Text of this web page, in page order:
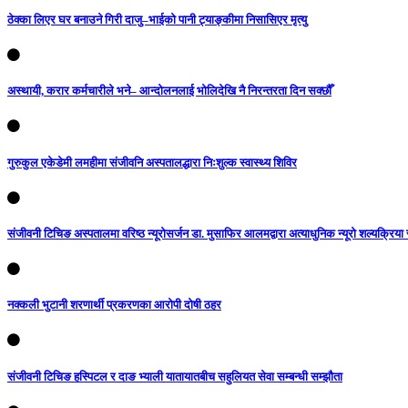
ठेक्का लिएर घर बनाउने गिरी दाजु–भाईको पानी ट्याङ्कीमा निसासिएर मृत्यु
अस्थायी, करार कर्मचारीले भने– आन्दोलनलाई भोलिदेखि नै निरन्तरता दिन सक्छौँ
गुरुकुल एकेडेमी लमहीमा संजीवनि अस्पतालद्धारा निःशुल्क स्वास्थ्य शिविर
संजीवनी टिचिङ अस्पतालमा वरिष्ठ न्यूरोसर्जन डा. मुसाफिर आलमद्वारा अत्याधुनिक न्यूरो
नक्कली भुटानी शरणार्थी प्रकरणका आरोपी दोषी ठहर
संजीवनी टिचिङ हस्पिटल र दाङ भ्याली यातायातबीच सहुलियत सेवा सम्बन्धी सम्झौता